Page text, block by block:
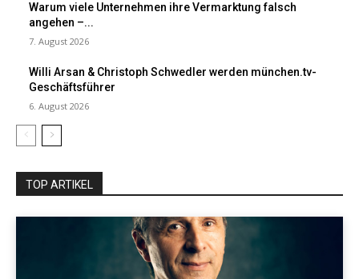
Warum viele Unternehmen ihre Vermarktung falsch
angehen –...
7. August 2026
Willi Arsan & Christoph Schwedler werden münchen.tv-
Geschäftsführer
6. August 2026
TOP ARTIKEL